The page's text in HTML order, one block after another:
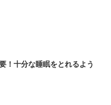
！十分な睡眠をとれるよう